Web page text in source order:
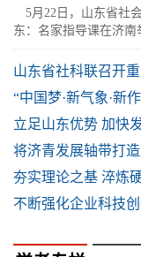
5月22日，山东省社
东：名家指导课在济南
山东省社科联召开
“中国梦·新气象·新
立足山东优势 加快
将济青发展轴带打
夯实理论之基 淬炼
不断强化企业科技